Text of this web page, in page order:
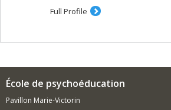
Full Profile
École de psychoéducation
Pavillon Marie-Victorin